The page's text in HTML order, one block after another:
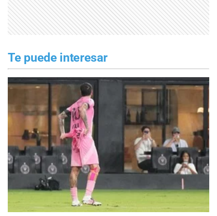
Te puede interesar